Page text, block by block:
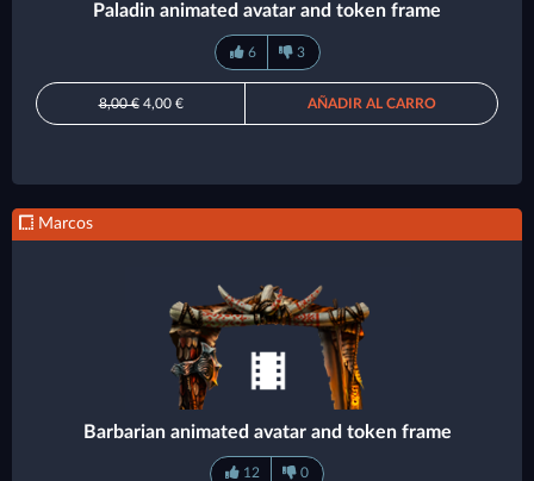
Paladin animated avatar and token frame
6 3
8,00 €4,00 € AÑADIR AL CARRO
Marcos
Barbarian animated avatar and token frame
12 0